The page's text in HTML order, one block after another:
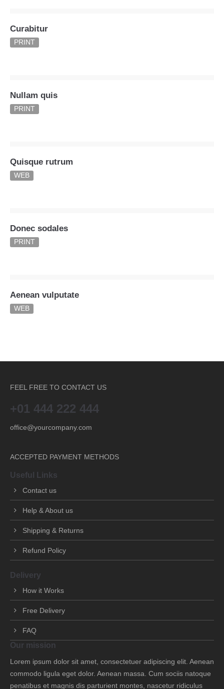
About us
Aenean commodo ligula eget dolor. Aenean massa. Cum
sociis natoque penatibus et magnis dis parturient montes,
nascetur ridiculus mus. Donec quam felis, ultricies nec.
Curabitur
PRINT
Nullam quis
PRINT
Quisque rutrum
WEB
Donec sodales
PRINT
Aenean vulputate
WEB
FEEL FREE TO CONTACT US
+01 444 222 444
office@yourcompany.com
ACCEPTED PAYMENT METHODS
Useful Links
Contact us
Help & About us
Shipping & Returns
Refund Policy
Delivery
How it Works
Free Delivery
FAQ
Our mission
Lorem ipsum dolor sit amet, consectetuer adipiscing elit. Aenean
commodo ligula eget dolor. Aenean massa. Cum sociis natoque
penatibus et magnis dis parturient montes, nascetur ridiculus